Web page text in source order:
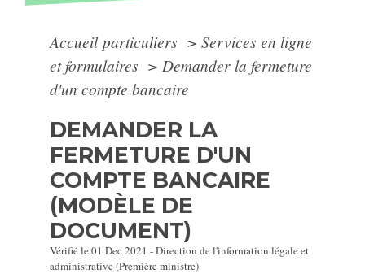
Accueil particuliers > Services en ligne
et formulaires > Demander la fermeture
d'un compte bancaire
DEMANDER LA
FERMETURE D'UN
COMPTE BANCAIRE
(MODÈLE DE
DOCUMENT)
Vérifié le 01 Dec 2021 - Direction de l'information légale et
administrative (Première ministre)